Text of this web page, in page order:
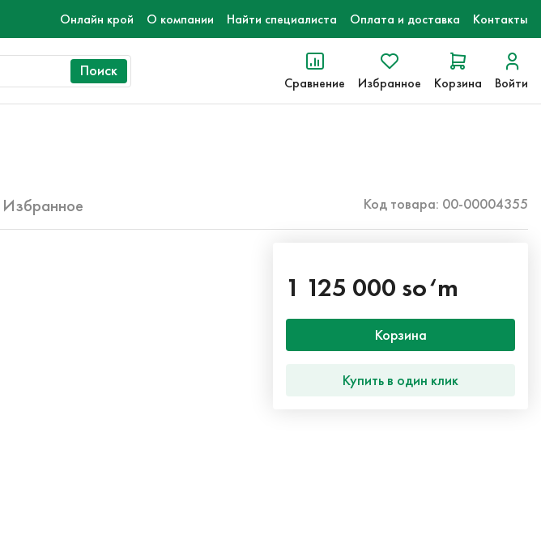
Онлайн крой О компании Найти специалиста Оплата и доставка Контакты
Поиск
Сравнение Избранное Корзина Войти
Избранное Код товара: 00-00004355
1 125 000 so‘m
Корзина
Купить в один клик